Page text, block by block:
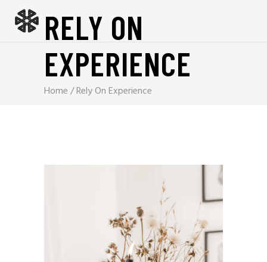
RELY ON
EXPERIENCE
Home/Rely On Experience